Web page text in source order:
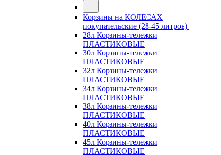
Корзины на КОЛЕСАХ
покупательские (28-45 литров)
28л Корзины-тележки
ПЛАСТИКОВЫЕ
30л Корзины-тележки
ПЛАСТИКОВЫЕ
32л Корзины-тележки
ПЛАСТИКОВЫЕ
34л Корзины-тележки
ПЛАСТИКОВЫЕ
38л Корзины-тележки
ПЛАСТИКОВЫЕ
40л Корзины-тележки
ПЛАСТИКОВЫЕ
45л Корзины-тележки
ПЛАСТИКОВЫЕ